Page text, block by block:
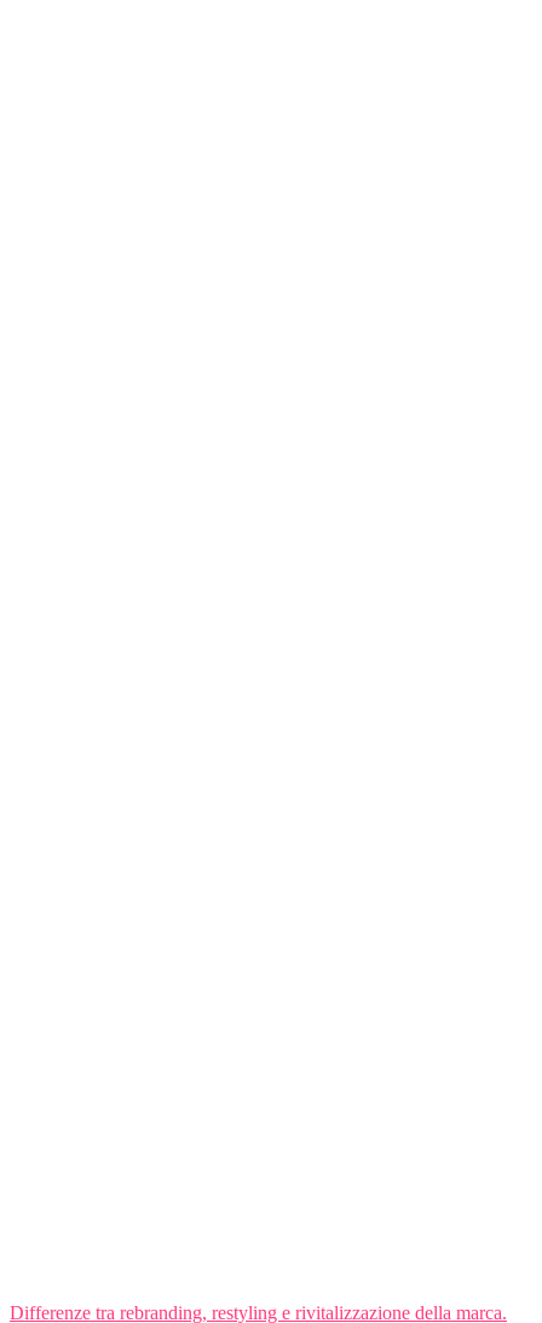
Differenze tra rebranding, restyling e rivitalizzazione della marca.